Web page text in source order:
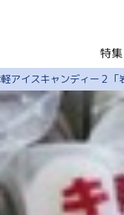
ト・体験
コース
約
イド
アイスキャンディー２「
特集